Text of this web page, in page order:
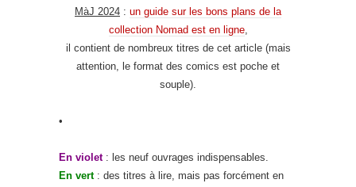
MàJ 2024 : un guide sur les bons plans de la
collection Nomad est en ligne,
il contient de nombreux titres de cet article (mais
attention, le format des comics est poche et
souple).
•
En violet: les neuf ouvrages indispensables.
En vert: des titres à lire, mais pas forcément en